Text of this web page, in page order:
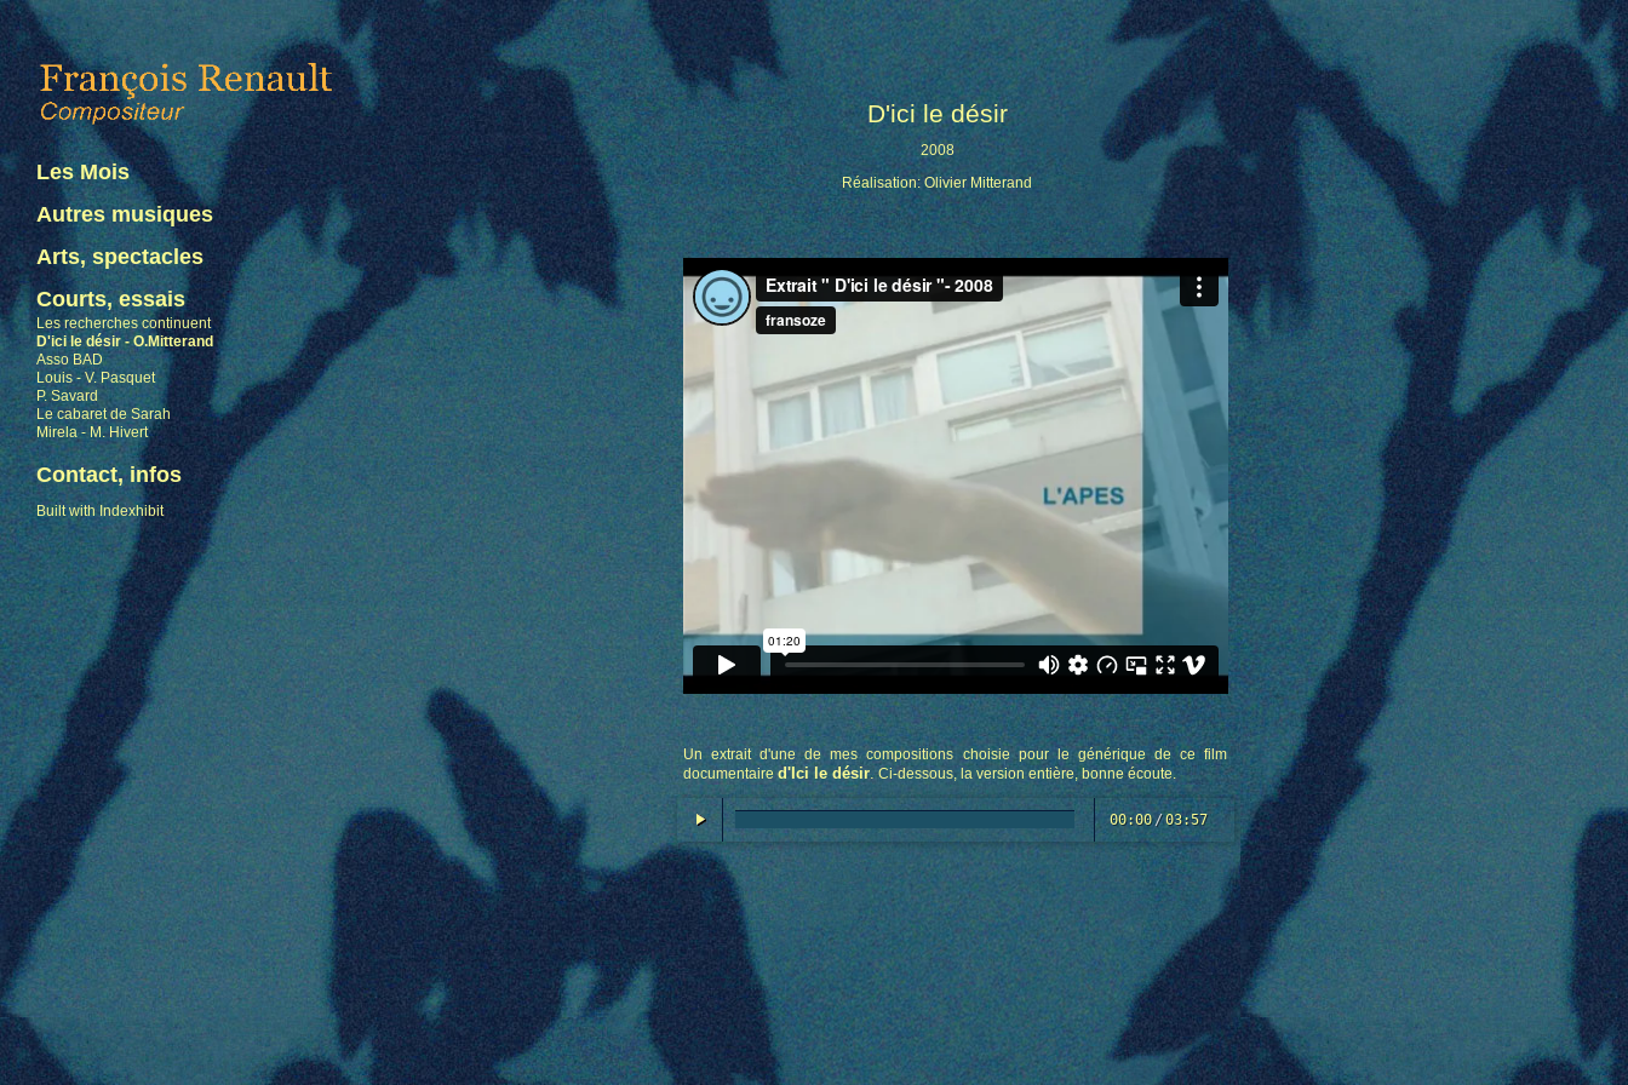
Les Mois
Autres musiques
Arts, spectacles
Courts, essais
Les recherches continuent
D'ici le désir - O.Mitterand
Asso BAD
Louis - V. Pasquet
P. Savard
Le cabaret de Sarah
Mirela - M. Hivert
Contact, infos
Built with Indexhibit
D'ici le désir
2008
Réalisation: Olivier Mitterand
Un extrait d'une de mes compositions choisie pour le générique de ce film
documentaire d'Ici le désir. Ci-dessous, la version entière, bonne écoute.
00:00 /03:57